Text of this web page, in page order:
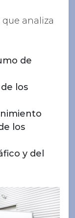
analiza
de
los
los
y del